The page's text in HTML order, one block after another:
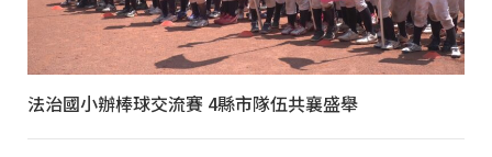
法治國小辦棒球交流賽 4縣市隊伍共襄盛舉